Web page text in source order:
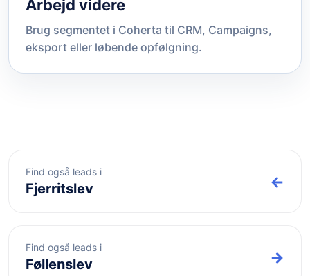
Arbejd videre
Brug segmentet i Coherta til CRM, Campaigns,
eksport eller løbende opfølgning.
Find også leads i
Fjerritslev ←
Find også leads i
Føllenslev →